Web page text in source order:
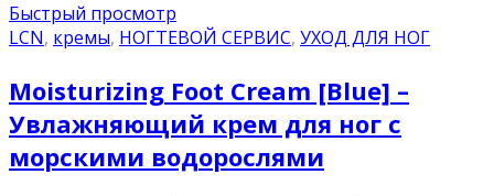
Быстрый просмотр
LCN, кремы, НОГТЕВОЙ СЕРВИС, УХОД ДЛЯ НОГ
Moisturizing Foot Cream [Blue] –
Увлажняющий крем для ног с
морскими водорослями